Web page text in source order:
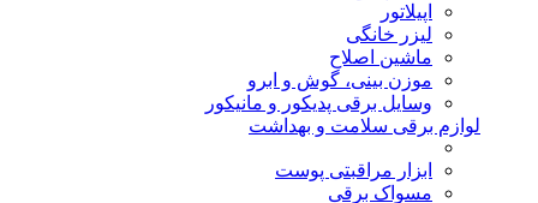
اپیلاتور
لیزر خانگی
ماشین اصلاح
موزن بینی، گوش و ابرو
وسایل برقی پدیکور و مانیکور
لوازم برقی سلامت و بهداشت
ابزار مراقبتی پوست
مسواک برقی